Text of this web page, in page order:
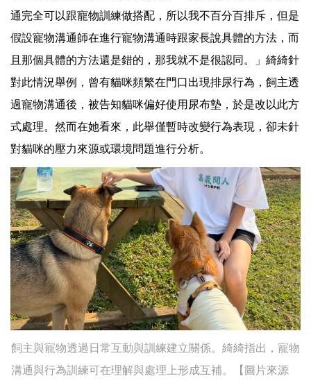
通完全可以跟寵物訓練做搭配，所以我不百分百排斥，但是
假設寵物溝通師在進行寵物溝通時跟家長說具體的方法，而
且那個具體的方法還是錯的，那我就不是很認同。」綺綺針
對此情況舉例，曾有貓咪頻繁在門口出現排尿行為，飼主透
過寵物溝通後，被告知貓咪偏好使用尿布墊，於是改以此方
式處理。然而在她看來，此舉僅暫時改變行為表現，卻未針
對貓咪的壓力來源或環境問題進行分析。
飼主與寵物透過日常互動與訓練建立關係。綺綺指出，寵物
溝通與行為訓練可在理解與處理上形成互補。【圖片來源